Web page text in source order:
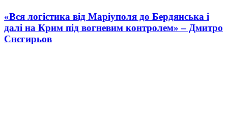
«Вся логістика від Маріуполя до Бердянська і
далі на Крим під вогневим контролем» – Дмитро
Снєгирьов